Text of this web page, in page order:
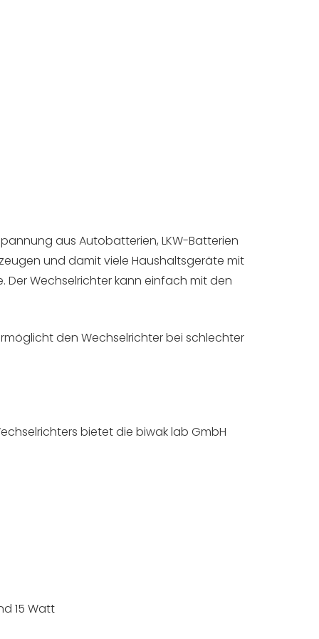
aus Autobatterien, LKW-Batterien
und damit viele Haushaltsgeräte mit
Der Wechselrichter kann einfach mit den
den Wechselrichter bei schlechter
bietet die biwak lab GmbH
15 Watt